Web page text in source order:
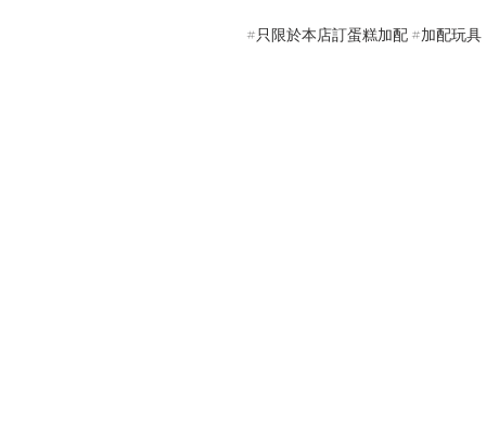
#只限於本店訂蛋糕加配​​​​​​​ #加配玩具